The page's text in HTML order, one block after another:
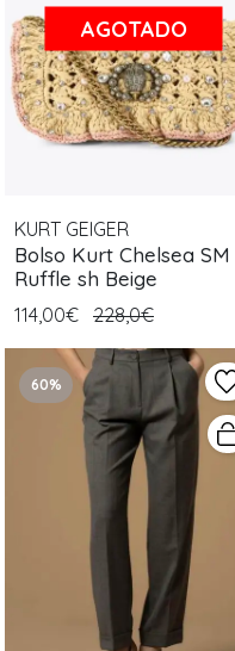
AGOTADO
KURT GEIGER
Bolso Kurt Chelsea SM
Ruffle sh Beige
114,00€ 228,0€
60%